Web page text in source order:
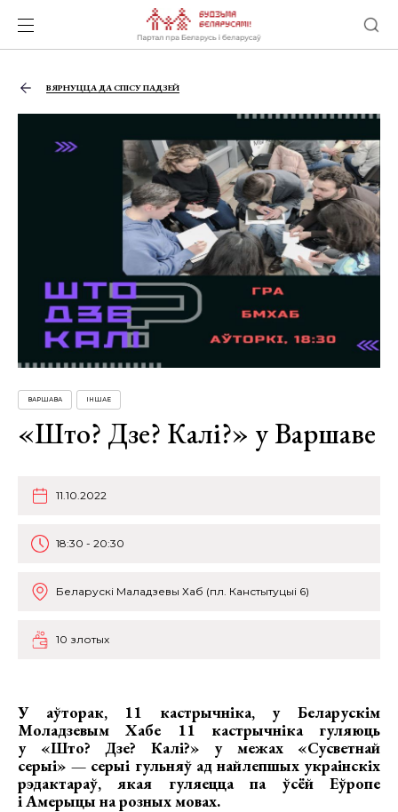
ВЯРНУЦЦА ДА СПІСУ ПАДЗЕЙ
ВАРШАВА ІНШАЕ
«Што? Дзе? Калі?» у Варшаве
11.10.2022
18:30 - 20:30
Беларускі Маладзевы Хаб (пл. Канстытуцыі 6)
10 злотых
У аўторак, 11 кастрычніка, у Беларускім
Моладзевым Хабе 11 кастрычніка гуляюць
у «Што? Дзе? Калі?» у межах «Сусветнай
серыі» — серыі гульняў ад найлепшых украінскіх
рэдактараў, якая гуляецца па ўсёй Еўропе
і Амерыцы на розных мовах.